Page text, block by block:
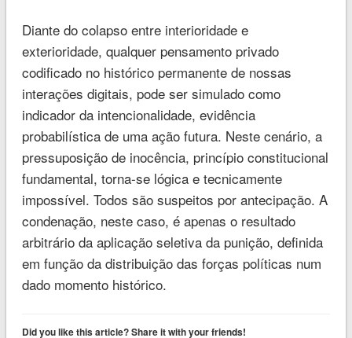
Diante do colapso entre interioridade e
exterioridade, qualquer pensamento privado
codificado no histórico permanente de nossas
interações digitais, pode ser simulado como
indicador da intencionalidade, evidência
probabilística de uma ação futura. Neste cenário, a
pressuposição de inocência, princípio constitucional
fundamental, torna-se lógica e tecnicamente
impossível. Todos são suspeitos por antecipação. A
condenação, neste caso, é apenas o resultado
arbitrário da aplicação seletiva da punição, definida
em função da distribuição das forças políticas num
dado momento histórico.
Did you like this article? Share it with your friends!